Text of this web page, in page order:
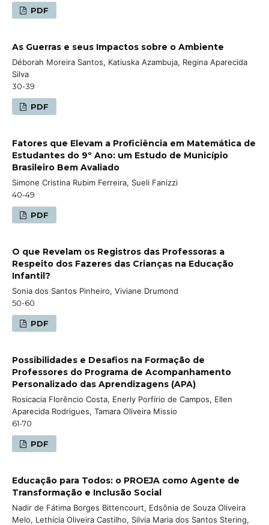
PDF
As Guerras e seus Impactos sobre o Ambiente
Déborah Moreira Santos, Katiuska Azambuja, Regina Aparecida
Silva
30-39
PDF
Fatores que Elevam a Proficiência em Matemática de
Estudantes do 9º Ano: um Estudo de Município
Brasileiro Bem Avaliado
Simone Cristina Rubim Ferreira, Sueli Fanizzi
40-49
PDF
O que Revelam os Registros das Professoras a
Respeito dos Fazeres das Crianças na Educação
Infantil?
Sonia dos Santos Pinheiro, Viviane Drumond
50-60
PDF
Possibilidades e Desafios na Formação de
Professores do Programa de Acompanhamento
Personalizado das Aprendizagens (APA)
Rosicacia Florêncio Costa, Enerly Porfírio de Campos, Ellen
Aparecida Rodrigues, Tamara Oliveira Missio
61-70
PDF
Educação para Todos: o PROEJA como Agente de
Transformação e Inclusão Social
Nadir de Fátima Borges Bittencourt, Edsônia de Souza Oliveira
Melo, Lethícia Oliveira Castilho, Silvia Maria dos Santos Stering,